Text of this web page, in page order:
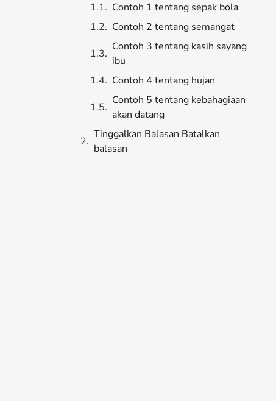
Contoh 1 tentang sepak bola
Contoh 2 tentang semangat
Contoh 3 tentang kasih sayang
ibu
Contoh 4 tentang hujan
Contoh 5 tentang kebahagiaan
akan datang
Tinggalkan Balasan Batalkan
balasan